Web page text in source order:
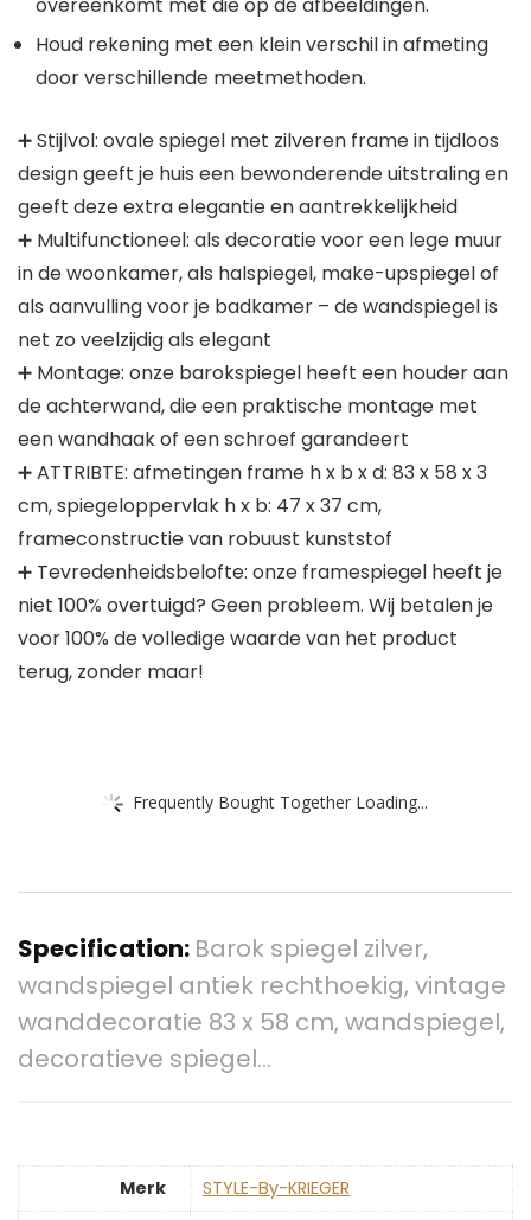
overeenkomt met die op de afbeeldingen.
Houd rekening met een klein verschil in afmeting
door verschillende meetmethoden.
➕ Stijlvol: ovale spiegel met zilveren frame in tijdloos
design geeft je huis een bewonderende uitstraling en
geeft deze extra elegantie en aantrekkelijkheid
➕ Multifunctioneel: als decoratie voor een lege muur
in de woonkamer, als halspiegel, make-upspiegel of
als aanvulling voor je badkamer – de wandspiegel is
net zo veelzijdig als elegant
➕ Montage: onze barokspiegel heeft een houder aan
de achterwand, die een praktische montage met
een wandhaak of een schroef garandeert
➕ ATTRIBTE: afmetingen frame h x b x d: 83 x 58 x 3
cm, spiegeloppervlak h x b: 47 x 37 cm,
frameconstructie van robuust kunststof
➕ Tevredenheidsbelofte: onze framespiegel heeft je
niet 100% overtuigd? Geen probleem. Wij betalen je
voor 100% de volledige waarde van het product
terug, zonder maar!
Frequently Bought Together Loading...
Specification: Barok spiegel zilver,
wandspiegel antiek rechthoekig, vintage
wanddecoratie 83 x 58 cm, wandspiegel,
decoratieve spiegel…
Merk
‎STYLE-By-KRIEGER